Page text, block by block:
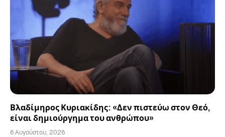
Βλαδίμηρος Κυριακίδης: «Δεν πιστεύω στον Θεό,
είναι δημιούργημα του ανθρώπου»
6 Αυγούστου, 2026